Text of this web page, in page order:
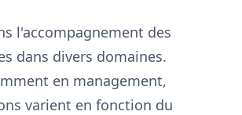
l'accompagnement des
dans divers domaines.
en management,
varient en fonction du